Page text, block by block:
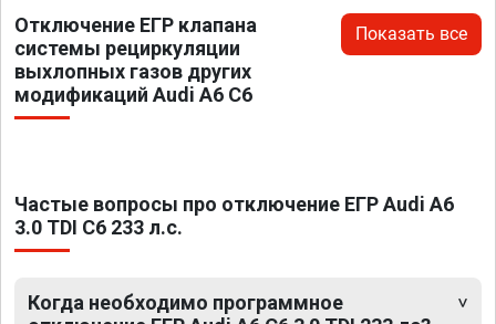
Отключение ЕГР клапана
системы рециркуляции
выхлопных газов других
модификаций Audi A6 C6
Показать все
Частые вопросы про отключение ЕГР Audi A6
3.0 TDI C6 233 л.с.
Когда необходимо программное